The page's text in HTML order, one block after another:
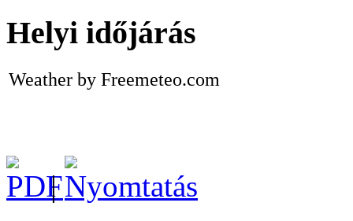
Helyi időjárás
Weather by Freemeteo.com
|